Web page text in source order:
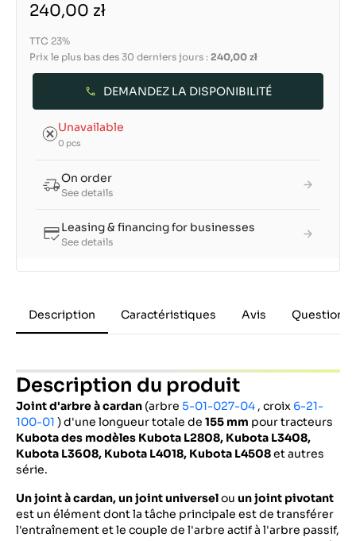
240,00 zł
TTC 23%
Prix le plus bas des 30 derniers jours : 240,00 zł
DEMANDEZ LA DISPONIBILITÉ
Unavailable
0 pcs
On order
See details
Leasing & financing for businesses
See details
Description Caractéristiques Avis Questions
Description du produit
Joint d'arbre à cardan (arbre 5-01-027-04 , croix 6-21-
100-01 ) d'une longueur totale de 155 mm pour tracteurs
Kubotades modèles Kubota L2808, Kubota L3408,
Kubota L3608, Kubota L4018, Kubota L4508et autres
série.
Un joint à cardan, un joint universelou un joint pivotant
est un élément dont la tâche principale est de transférer
l'entraînement et le couple de l'arbre actif à l'arbre passif,